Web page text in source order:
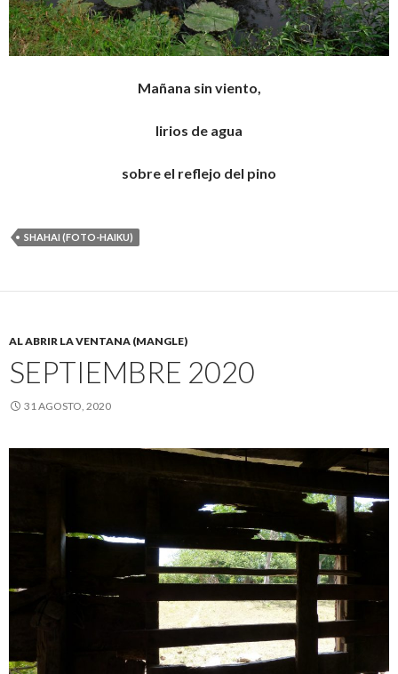
Mañana sin viento,
lirios de agua
sobre el reflejo del pino
SHAHAI (FOTO-HAIKU)
AL ABRIR LA VENTANA (MANGLE)
SEPTIEMBRE 2020
31 AGOSTO, 2020